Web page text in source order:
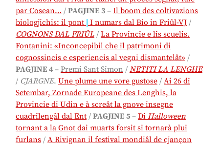
par Cosean… / PAGJINE 3 – Il boom des coltivazions
biologjichis: il pont | I numars dal Bio in Friûl-VJ /
COGNONS DAL FRIÛL / La Provincie e lis scuelis.
Fontanini: «Inconcepibil che il patrimoni di
cognossincis e esperiencis al vegni dismantelât» /
PAGJINE 4– Premi Sant Simon / NETITI LA LENGHE
/ CJARGNE. Une plume une vore gustose / Ai 26 di
Setembar, Zornade Europeane des Lenghis, la
Provincie di Udin e à screât la gnove insegne
cuadrilengâl dal Ent / PAGJINE 5 – Di Halloween
tornant a la Gnot dai muarts forsit si tornarà plui
furlans / A Rivignan il festival mondiâl de cjançon